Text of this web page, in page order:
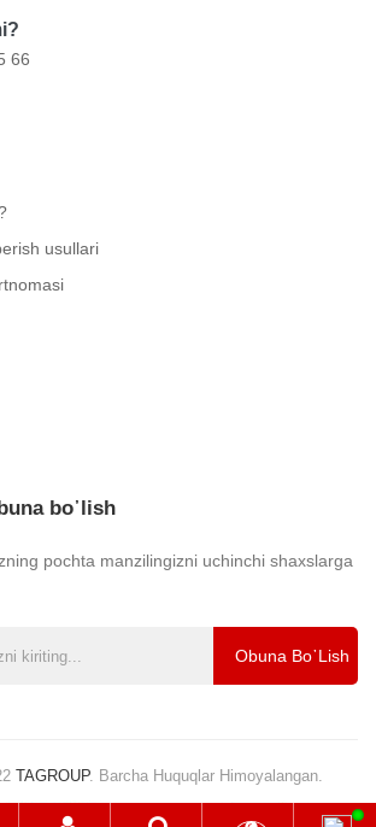
66
usullari
bo᾿lish
pochta manzilingizni uchinchi shaxslarga
Obuna Bo᾿lish
TAGROUP. Barcha Huquqlar Himoyalangan.